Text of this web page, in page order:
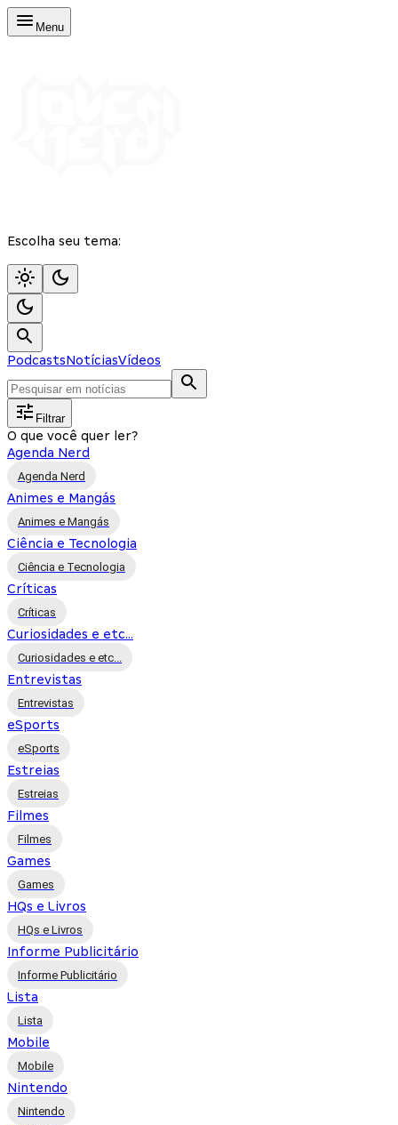
Menu
Escolha seu tema:
PodcastsNotíciasVídeos
Filtrar
O que você quer ler?
Agenda Nerd
Agenda Nerd
Animes e Mangás
Animes e Mangás
Ciência e Tecnologia
Ciência e Tecnologia
Críticas
Críticas
Curiosidades e etc...
Curiosidades e etc...
Entrevistas
Entrevistas
eSports
eSports
Estreias
Estreias
Filmes
Filmes
Games
Games
HQs e Livros
HQs e Livros
Informe Publicitário
Informe Publicitário
Lista
Lista
Mobile
Mobile
Nintendo
Nintendo